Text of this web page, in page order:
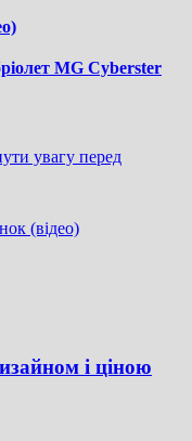
MG Cyberster
увагу перед
(відео)
і ціною